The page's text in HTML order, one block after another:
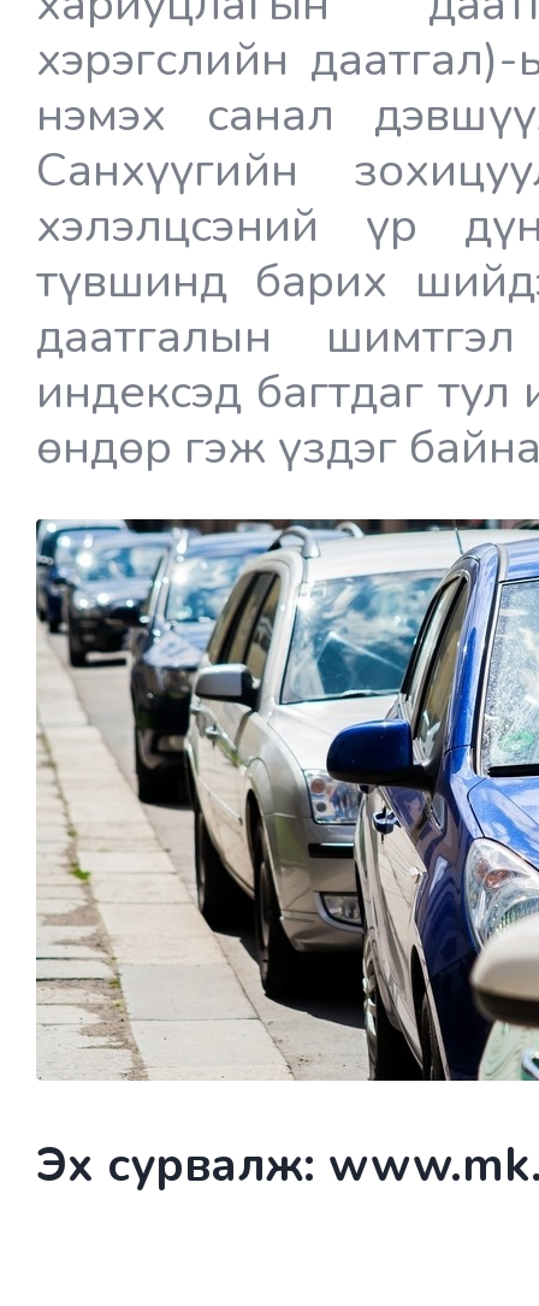
хэрэгслийн
нэмэх санал
Санхүүгийн
хэлэлцсэний үр
түвшинд барих
даатгалын
индексэд багтдаг
өндөр гэж үздэг
Эх сурвалж: